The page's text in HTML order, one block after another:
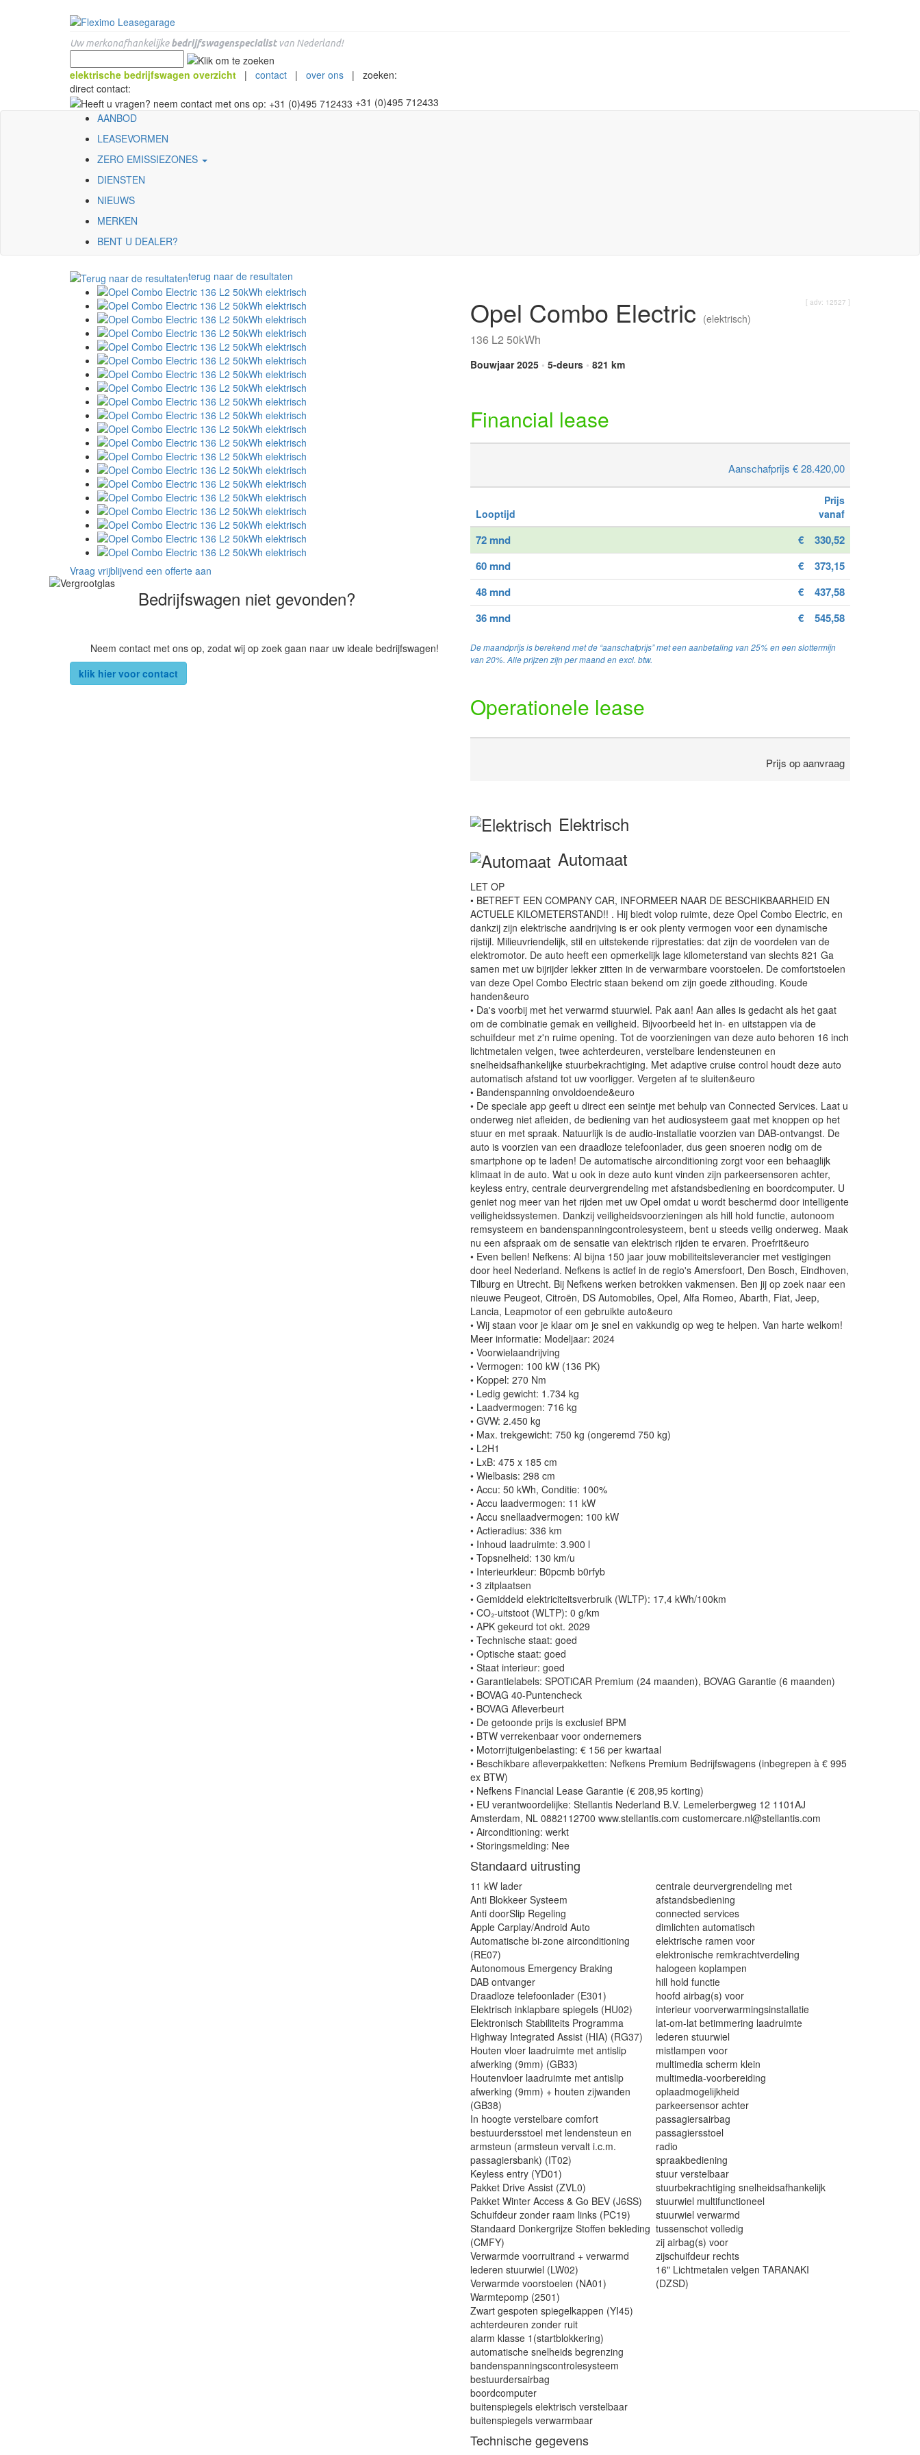
Uw merkonafhankelijkebedrijfswagenspecialistvan Nederland!
elektrische bedrijfswagen overzicht | contact | over ons | zoeken:
direct contact:
+31 (0)495 712433
AANBOD
LEASEVORMEN
ZERO EMISSIEZONES
DIENSTEN
NIEUWS
MERKEN
BENT U DEALER?
terug naar de resultaten
Vraag vrijblijvend een offerte aan
Bedrijfswagen niet gevonden?
Neem contact met ons op, zodat wij op zoek gaan naar uw ideale bedrijfswagen!
klik hier voor contact
[ adv: 12527 ]
Opel Combo Electric (elektrisch)
136 L2 50kWh
Bouwjaar 2025 • 5-deurs • 821 km
Financial lease
Aanschafprijs € 28.420,00
Looptijd
Prijs
vanaf
72 mnd €
330,52
60 mnd
€
373,15
48 mnd
€
437,58
36 mnd
€ 545,58
De maandprijs is berekend met de “aanschafprijs” met een aanbetaling van 25% en een slottermijn
van 20%. Alle prijzen zijn per maand en excl. btw.
Operationele lease
Prijs op aanvraag
Elektrisch
Automaat
LET OP
• BETREFT EEN COMPANY CAR, INFORMEER NAAR DE BESCHIKBAARHEID EN
ACTUELE KILOMETERSTAND!! . Hij biedt volop ruimte, deze Opel Combo Electric, en
dankzij zijn elektrische aandrijving is er ook plenty vermogen voor een dynamische
rijstijl. Milieuvriendelijk, stil en uitstekende rijprestaties: dat zijn de voordelen van de
elektromotor. De auto heeft een opmerkelijk lage kilometerstand van slechts 821 Ga
samen met uw bijrijder lekker zitten in de verwarmbare voorstoelen. De comfortstoelen
van deze Opel Combo Electric staan bekend om zijn goede zithouding. Koude
handen&euro
• Da's voorbij met het verwarmd stuurwiel. Pak aan! Aan alles is gedacht als het gaat
om de combinatie gemak en veiligheid. Bijvoorbeeld het in- en uitstappen via de
schuifdeur met z'n ruime opening. Tot de voorzieningen van deze auto behoren 16 inch
lichtmetalen velgen, twee achterdeuren, verstelbare lendensteunen en
snelheidsafhankelijke stuurbekrachtiging. Met adaptive cruise control houdt deze auto
automatisch afstand tot uw voorligger. Vergeten af te sluiten&euro
• Bandenspanning onvoldoende&euro
• De speciale app geeft u direct een seintje met behulp van Connected Services. Laat u
onderweg niet afleiden, de bediening van het audiosysteem gaat met knoppen op het
stuur en met spraak. Natuurlijk is de audio-installatie voorzien van DAB-ontvangst. De
auto is voorzien van een draadloze telefoonlader, dus geen snoeren nodig om de
smartphone op te laden! De automatische airconditioning zorgt voor een behaaglijk
klimaat in de auto. Wat u ook in deze auto kunt vinden zijn parkeersensoren achter,
keyless entry, centrale deurvergrendeling met afstandsbediening en boordcomputer. U
geniet nog meer van het rijden met uw Opel omdat u wordt beschermd door intelligente
veiligheidssystemen. Dankzij veiligheidsvoorzieningen als hill hold functie, autonoom
remsysteem en bandenspanningcontrolesysteem, bent u steeds veilig onderweg. Maak
nu een afspraak om de sensatie van elektrisch rijden te ervaren. Proefrit&euro
• Even bellen! Nefkens: Al bijna 150 jaar jouw mobiliteitsleverancier met vestigingen
door heel Nederland. Nefkens is actief in de regio's Amersfoort, Den Bosch, Eindhoven,
Tilburg en Utrecht. Bij Nefkens werken betrokken vakmensen. Ben jij op zoek naar een
nieuwe Peugeot, Citroën, DS Automobiles, Opel, Alfa Romeo, Abarth, Fiat, Jeep,
Lancia, Leapmotor of een gebruikte auto&euro
• Wij staan voor je klaar om je snel en vakkundig op weg te helpen. Van harte welkom!
Meer informatie: Modeljaar: 2024
• Voorwielaandrijving
• Vermogen: 100 kW (136 PK)
• Koppel: 270 Nm
• Ledig gewicht: 1.734 kg
• Laadvermogen: 716 kg
• GVW: 2.450 kg
• Max. trekgewicht: 750 kg (ongeremd 750 kg)
• L2H1
• LxB: 475 x 185 cm
• Wielbasis: 298 cm
• Accu: 50 kWh, Conditie: 100%
• Accu laadvermogen: 11 kW
• Accu snellaadvermogen: 100 kW
• Actieradius: 336 km
• Inhoud laadruimte: 3.900 l
• Topsnelheid: 130 km/u
• Interieurkleur: B0pcmb b0rfyb
• 3 zitplaatsen
• Gemiddeld elektriciteitsverbruik (WLTP): 17,4 kWh/100km
• CO₂-uitstoot (WLTP): 0 g/km
• APK gekeurd tot okt. 2029
• Technische staat: goed
• Optische staat: goed
• Staat interieur: goed
• Garantielabels: SPOTiCAR Premium (24 maanden), BOVAG Garantie (6 maanden)
• BOVAG 40-Puntencheck
• BOVAG Afleverbeurt
• De getoonde prijs is exclusief BPM
• BTW verrekenbaar voor ondernemers
• Motorrijtuigenbelasting: € 156 per kwartaal
• Beschikbare afleverpakketten: Nefkens Premium Bedrijfswagens (inbegrepen à € 995
ex BTW)
• Nefkens Financial Lease Garantie (€ 208,95 korting)
• EU verantwoordelijke: Stellantis Nederland B.V. Lemelerbergweg 12 1101AJ
Amsterdam, NL 0882112700 www.stellantis.com customercare.nl@stellantis.com
• Airconditioning: werkt
• Storingsmelding: Nee
Standaard uitrusting
11 kW lader
Anti Blokkeer Systeem
Anti doorSlip Regeling
Apple Carplay/Android Auto
Automatische bi-zone airconditioning
(RE07)
Autonomous Emergency Braking
DAB ontvanger
Draadloze telefoonlader (E301)
Elektrisch inklapbare spiegels (HU02)
Elektronisch Stabiliteits Programma
Highway Integrated Assist (HIA) (RG37)
Houten vloer laadruimte met antislip
afwerking (9mm) (GB33)
Houtenvloer laadruimte met antislip
afwerking (9mm) + houten zijwanden
(GB38)
In hoogte verstelbare comfort
bestuurdersstoel met lendensteun en
armsteun (armsteun vervalt i.c.m.
passagiersbank) (IT02)
Keyless entry (YD01)
Pakket Drive Assist (ZVL0)
Pakket Winter Access & Go BEV (J6SS)
Schuifdeur zonder raam links (PC19)
Standaard Donkergrijze Stoffen bekleding
(CMFY)
Verwarmde voorruitrand + verwarmd
lederen stuurwiel (LW02)
Verwarmde voorstoelen (NA01)
Warmtepomp (2501)
Zwart gespoten spiegelkappen (YI45)
achterdeuren zonder ruit
alarm klasse 1(startblokkering)
automatische snelheids begrenzing
bandenspanningscontrolesysteem
bestuurdersairbag
boordcomputer
buitenspiegels elektrisch verstelbaar
buitenspiegels verwarmbaar
centrale deurvergrendeling met
afstandsbediening
connected services
dimlichten automatisch
elektrische ramen voor
elektronische remkrachtverdeling
halogeen koplampen
hill hold functie
hoofd airbag(s) voor
interieur voorverwarmingsinstallatie
lat-om-lat betimmering laadruimte
lederen stuurwiel
mistlampen voor
multimedia scherm klein
multimedia-voorbereiding
oplaadmogelijkheid
parkeersensor achter
passagiersairbag
passagiersstoel
radio
spraakbediening
stuur verstelbaar
stuurbekrachtiging snelheidsafhankelijk
stuurwiel multifunctioneel
stuurwiel verwarmd
tussenschot volledig
zij airbag(s) voor
zijschuifdeur rechts
16" Lichtmetalen velgen TARANAKI
(DZSD)
Technische gegevens